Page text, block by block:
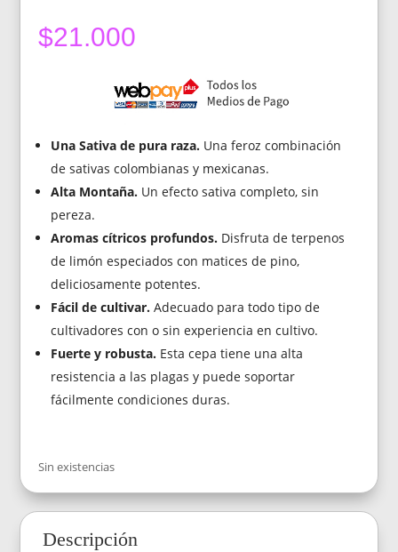
$21.000
Una Sativa de pura raza. Una feroz combinación
de sativas colombianas y mexicanas.
Alta Montaña. Un efecto sativa completo, sin
pereza.
Aromas cítricos profundos. Disfruta de terpenos
de limón especiados con matices de pino,
deliciosamente potentes.
Fácil de cultivar. Adecuado para todo tipo de
cultivadores con o sin experiencia en cultivo.
Fuerte y robusta. Esta cepa tiene una alta
resistencia a las plagas y puede soportar
fácilmente condiciones duras.
Sin existencias
Descripción